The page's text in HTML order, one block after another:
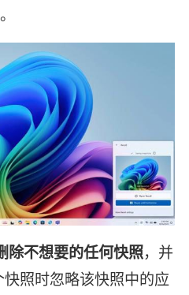
除不想要的任何快照，并
照时忽略该快照中的应